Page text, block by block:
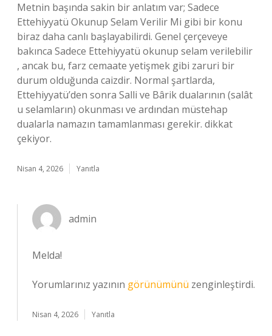
Metnin başında sakin bir anlatım var; Sadece
Ettehiyyatü Okunup Selam Verilir Mi gibi bir konu
biraz daha canlı başlayabilirdi. Genel çerçeveye
bakınca Sadece Ettehiyyatü okunup selam verilebilir
, ancak bu, farz cemaate yetişmek gibi zaruri bir
durum olduğunda caizdir. Normal şartlarda,
Ettehiyyatü’den sonra Salli ve Bârik dualarının (salât
u selamların) okunması ve ardından müstehap
dualarla namazın tamamlanması gerekir. dikkat
çekiyor.
Nisan 4, 2026 Yanıtla
admin
Melda!
Yorumlarınız yazının görünümünü zenginleştirdi.
Nisan 4, 2026 Yanıtla